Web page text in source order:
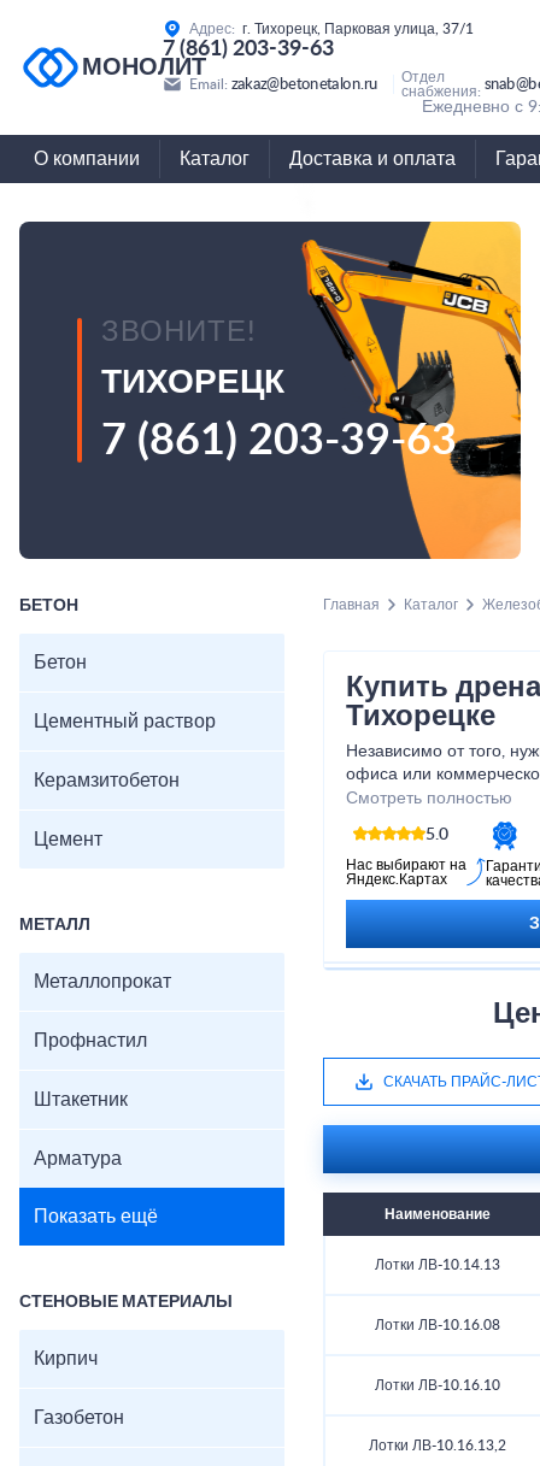
МОНОЛИТ
Адрес: г. Тихорецк, Парковая улица, 37/1
7 (861) 203-39-63
Email: zakaz@betonetalon.ru
Отдел
снабжения:
Ежедневно с
О компании Каталог Доставка и оплата
ЗВОНИТЕ!
ТИХОРЕЦК
7 (861) 203-39-63
БЕТОН
Бетон
Цементный раствор
Керамзитобетон
Цемент
МЕТАЛЛ
Металлопрокат
Профнастил
Штакетник
Арматура
Показать ещё
СТЕНОВЫЕ МАТЕРИАЛЫ
Кирпич
Газобетон
Главная Каталог
Купить
Тихорецке
Независимо от того,
офиса или
гарантирует
непредвиденных
материалов, прочность
делает наши
рынке. Позвольте нам
Смотреть полностью
5.0
Нас выбирают на
Яндекс.Картах
СКАЧАТЬ ПРАЙС-
Наименование
Лотки ЛВ-10.14.13
Лотки ЛВ-10.16.08
Лотки ЛВ-10.16.10
Лотки ЛВ-10.16.13,2